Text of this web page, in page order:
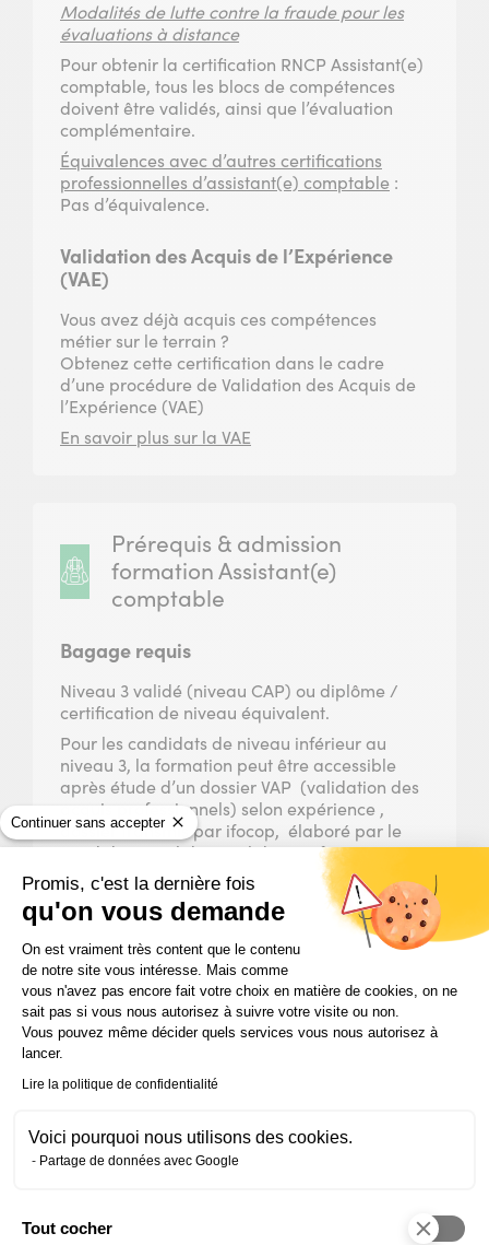
Continuer sans accepter
Promis, c'est la dernière fois
qu'on vous demande
Plateforme de Gestion du
On est vraiment très content que le contenu
de notre site vous intéresse. Mais comme
vous n'avez pas encore fait votre choix en matière de cookies, on ne
sait pas si vous nous autorisez à suivre votre visite ou non.
Vous pouvez même décider quels services vous nous autorisez à
lancer.
Lire la politique de confidentialité
Voici pourquoi nous utilisons des cookies.
Partage de données avec Google
Tout cocher
Modalités de lutte contre la fraude pour les
évaluations à distance
Pour obtenir la certification RNCP Assistant(e)
comptable, tous les blocs de compétences
doivent être validés, ainsi que l’évaluation
complémentaire.
Équivalences avec d’autres certifications
professionnelles d’assistant(e) comptable :
Pas d’équivalence.
Validation des Acquis de l’Expérience
(VAE)
Vous avez déjà acquis ces compétences
métier sur le terrain ?
Obtenez cette certification dans le cadre
d’une procédure de Validation des Acquis de
l’Expérience (VAE)
En savoir plus sur la VAE
Prérequis & admission
formation Assistant(e)
comptable
Bagage requis
Niveau 3 validé (niveau CAP) ou diplôme /
certification de niveau équivalent.
Pour les candidats de niveau inférieur au
niveau 3, la formation peut être accessible
après étude d’un dossier VAP (validation des
acquis professionnels) selon expérience ,
dossier transmis par ifocop, élaboré par le
candidat et validé/invalidé par ifocop.
Compétences spécifiques
Projet professionnel defini, realiste et
réalisable au regard du marché de l’emploi
Maîtrise des régles orthographiques,
grammaticales, syntaxiques de la langue
française
(traitement de texte, navigation internet,
messagerie électronique)
numérique
Experience professionnelle récente et